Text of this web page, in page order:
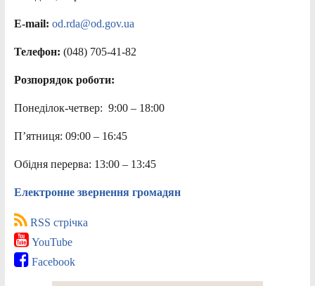
E-mail: od.rda@od.gov.ua
Телефон: (048) 705-41-82
Розпорядок роботи:
Понеділок-четвер: 9:00 – 18:00
П’ятниця: 09:00 – 16:45
Обідня перерва: 13:00 – 13:45
Електронне звернення громадян
RSS стрічка
YouTube
Facebook